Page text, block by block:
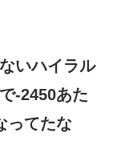
いハイラル
-2450あた
ってたな